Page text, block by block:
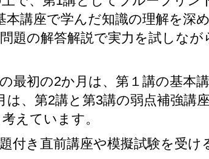
本講座で学んだ知識の理解を深
題の解答解説で実力を試しな
最初の2か月は、第１講の基本
は、第2講と第3講の弱点補強講
えています。
付き直前講座や模擬試験を受け